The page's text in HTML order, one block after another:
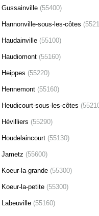
Gussainville (55400)
Hannonville-sous-les-côtes
Haudainville (55100)
Haudiomont (55160)
Heippes (55220)
Hennemont (55160)
Heudicourt-sous-les-côtes
Hévilliers (55290)
Houdelaincourt (55130)
Jametz (55600)
Koeur-la-grande (55300)
Koeur-la-petite (55300)
Labeuville (55160)